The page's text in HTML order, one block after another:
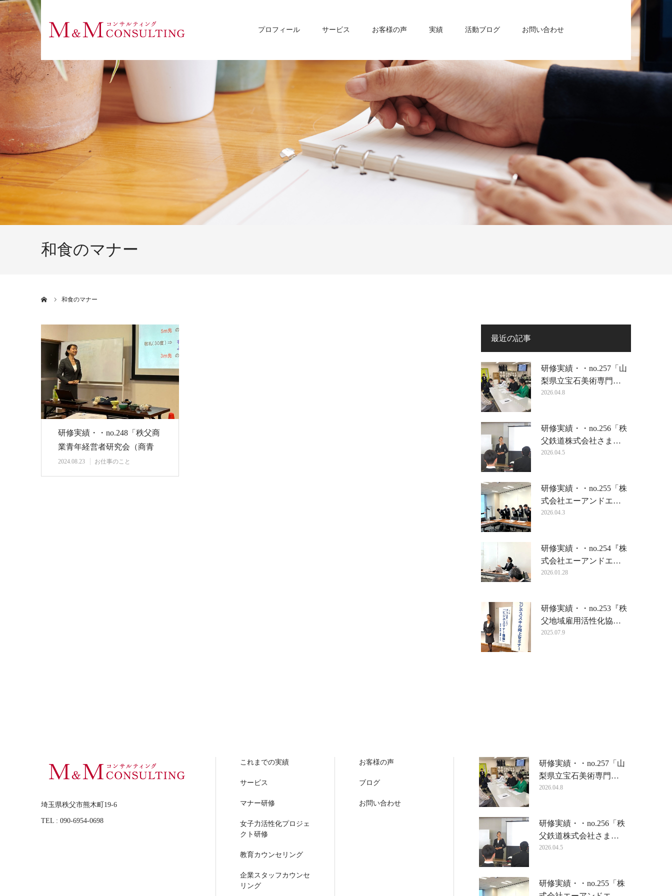
プロフィール サービス お客様の声 実績 活動ブログ お問い合わせ
和食のマナー
和食のマナー
研修実績・・no.248「秩父商
業青年経営者研究会（商青
研）さまマナ…
2024.08.23 お仕事のこと
最近の記事
研修実績・・no.257「山
梨県立宝石美術専門…
2026.04.8
研修実績・・no.256「秩
父鉄道株式会社さま…
2026.04.5
研修実績・・no.255「株
式会社エーアンドエ…
2026.04.3
研修実績・・no.254『株
式会社エーアンドエ…
2026.01.28
研修実績・・no.253『秩
父地域雇用活性化協…
2025.07.9
埼玉県秩父市熊木町19-6
TEL : 090-6954-0698
これまでの実績
サービス
マナー研修
女子力活性化プロジェ
クト研修
教育カウンセリング
企業スタッフカウンセ
リング
お客様の声
ブログ
お問い合わせ
研修実績・・no.257「山
梨県立宝石美術専門…
2026.04.8
研修実績・・no.256「秩
父鉄道株式会社さま…
2026.04.5
研修実績・・no.255「株